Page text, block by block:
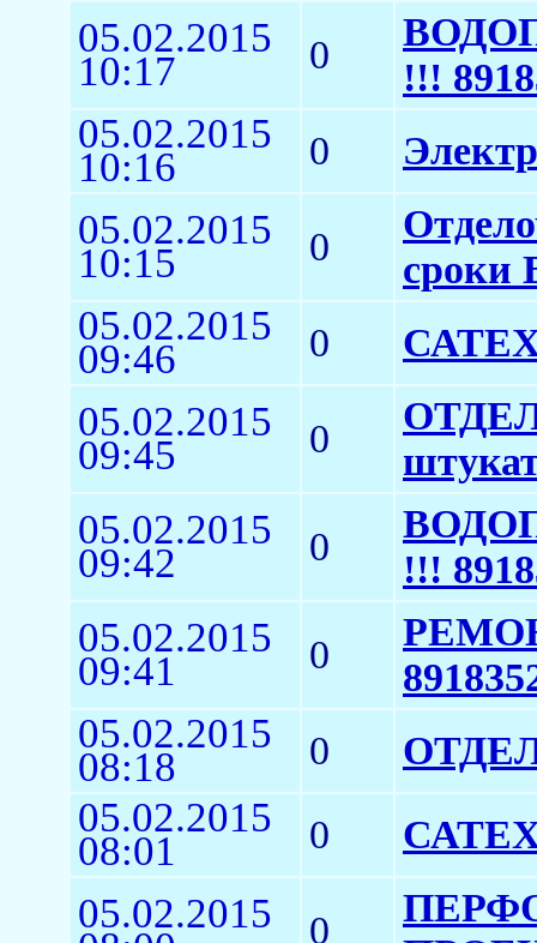
05.02.2015
10:17 0
!!!
05.02.2015
10:16 0
05.02.2015
10:15 0
сроки
05.02.2015
09:46 0
05.02.2015
09:45 0
05.02.2015
09:42 0
!!!
05.02.2015
09:41 0
05.02.2015
08:18 0
05.02.2015
08:01 0
05.02.2015 0